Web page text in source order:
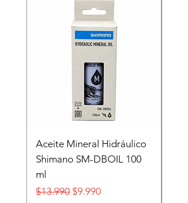
Aceite Mineral Hidráulico
Shimano SM-DBOIL 100
ml
Precio
$13.990 Precio de oferta
$9.990